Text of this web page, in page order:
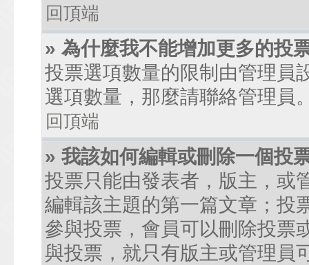
回頂端
» 為什麼我不能增加更多的投
投票選項數量的限制由管理員
選項數量，那麼請聯絡管理員
回頂端
» 我該如何編輯或刪除一個投
投票只能由發表者，版主，或
編輯該主題的第一篇文章；投
參與投票，會員可以刪除投票
與投票，就只有版主或管理員